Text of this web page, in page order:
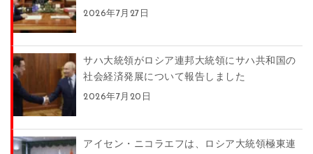
2026年7月27日
サハ大統領がロシア連邦大統領にサハ共和国の
社会経済発展について報告しました
2026年7月20日
アイセン・ニコラエフは、ロシア大統領極東連